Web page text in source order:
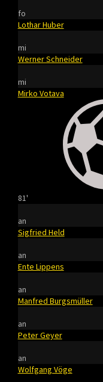
fo
Lothar Huber
mi
Werner Schneider
mi
Mirko Votava
81'
an
Sigfried Held
an
Ente Lippens
an
Manfred Burgsmüller
an
Peter Geyer
an
Wolfgang Vöge